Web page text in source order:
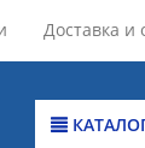
Доставка и